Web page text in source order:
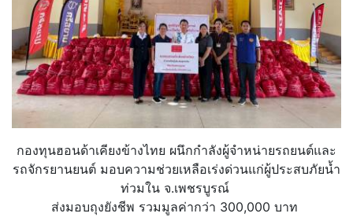
กองทุนฮอนด้าเคียงข้างไทย ผนึกกำลังผู้จำหน่ายรถยนต์และ
รถจักรยานยนต์ มอบความช่วยเหลือเร่งด่วนแก่ผู้ประสบภัยน้ำ
ท่วมใน จ.เพชรบูรณ์
ส่งมอบถุงยังชีพ รวมมูลค่ากว่า 300,000 บาท